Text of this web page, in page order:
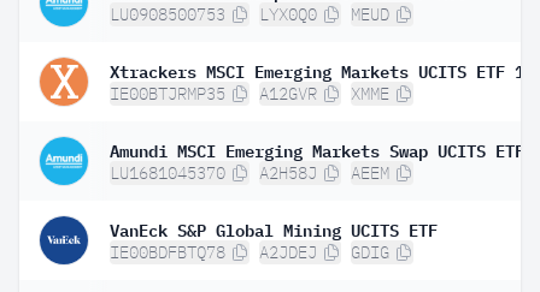
LU0908500753 LYX0Q0 MEUD
Xtrackers MSCI Emerging Markets UCITS ETF 1C
IE00BTJRMP35 A12GVR XMME
LU1681045370 A2H58J AEEM
VanEck S&P Global Mining UCITS ETF
IE00BDFBTQ78 A2JDEJ GDIG